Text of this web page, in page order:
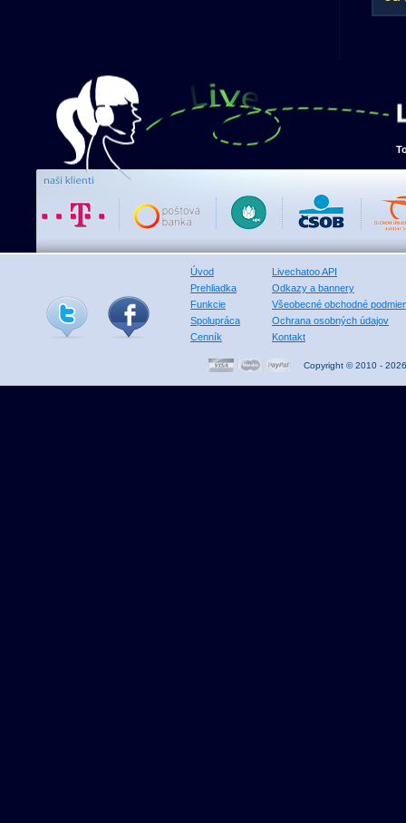
Úvod
Prehliadka
Funkcie
Spolupráca
Cenník
Livechatoo API
Odkazy a bannery
Všeobecné obchodné
Ochrana osobných údajov
Kontakt
Copyright © 2010 -